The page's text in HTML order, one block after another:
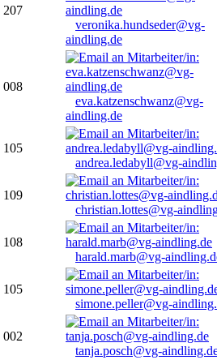
207
veronika.hundseder@vg-
aindling.de
008
eva.katzenschwanz@vg-
aindling.de
105
andrea.ledabyll@vg-
109
christian.lottes@vg-
108
harald.marb@vg-
105
simone.peller@vg-
002
tanja.posch@vg-